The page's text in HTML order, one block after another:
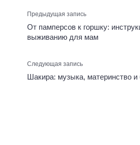
Предыдущая запись
От памперсов к горшку:
выживанию для мам
Следующая запись
Шакира: музыка, материнство и